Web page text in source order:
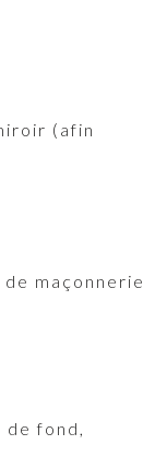
(afin
maçonnerie
de fond,